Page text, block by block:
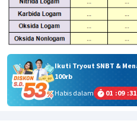
Ikuti Tryout SNBT &
100rb
Habis dalam
01 :09 :31